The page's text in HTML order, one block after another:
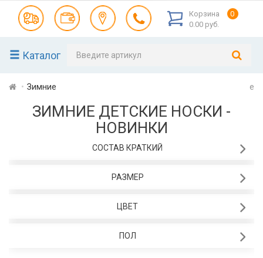
Корзина
0
0.00 руб.
Каталог
Зимние e
ЗИМНИЕ ДЕТСКИЕ НОСКИ -
НОВИНКИ
СОСТАВ КРАТКИЙ
РАЗМЕР
ЦВЕТ
ПОЛ